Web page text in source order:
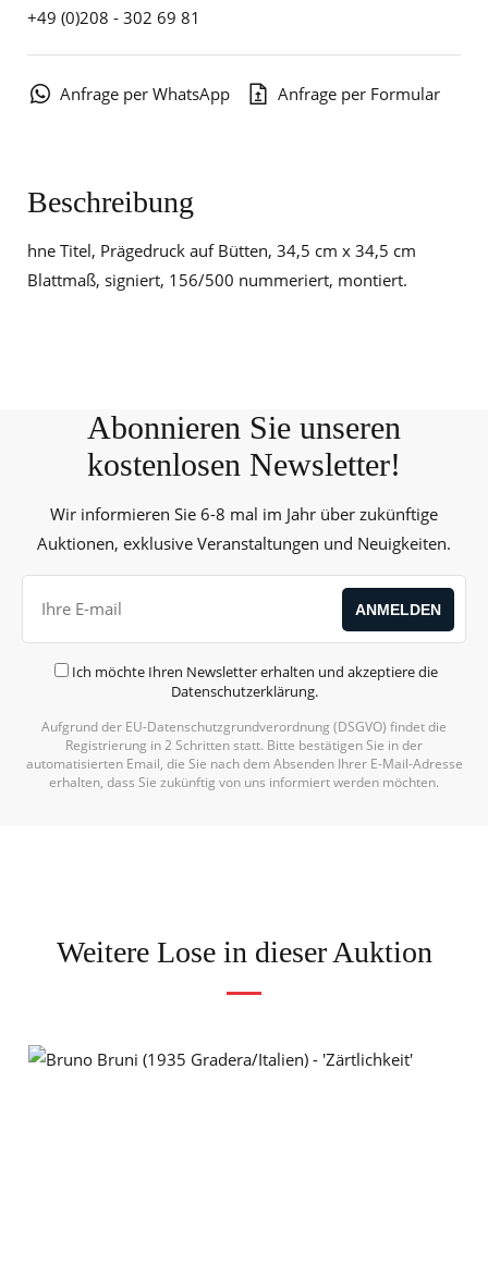
+49 (0)208 - 302 69 81
Anfrage per WhatsApp Anfrage per Formular
Beschreibung
hne Titel, Prägedruck auf Bütten, 34,5 cm x 34,5 cm
Blattmaß, signiert, 156/500 nummeriert, montiert.
Abonnieren Sie unseren
kostenlosen Newsletter!
Wir informieren Sie 6-8 mal im Jahr über zukünftige
Auktionen, exklusive Veranstaltungen und Neuigkeiten.
Ich möchte Ihren Newsletter erhalten und akzeptiere die
Datenschutzerklärung.
Aufgrund der EU-Datenschutzgrundverordnung (DSGVO) findet die
Registrierung in 2 Schritten statt. Bitte bestätigen Sie in der
automatisierten Email, die Sie nach dem Absenden Ihrer E-Mail-Adresse
erhalten, dass Sie zukünftig von uns informiert werden möchten.
Weitere Lose in dieser Auktion